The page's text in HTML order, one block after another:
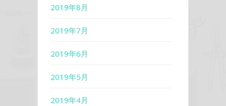
2019年8月
2019年7月
2019年6月
2019年5月
2019年4月